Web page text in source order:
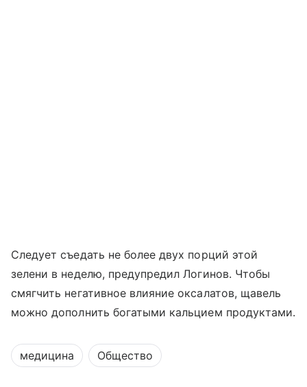
Следует съедать не более двух порций этой
зелени в неделю, предупредил Логинов. Чтобы
смягчить негативное влияние оксалатов, щавель
можно дополнить богатыми кальцием продуктами.
медицина Общество